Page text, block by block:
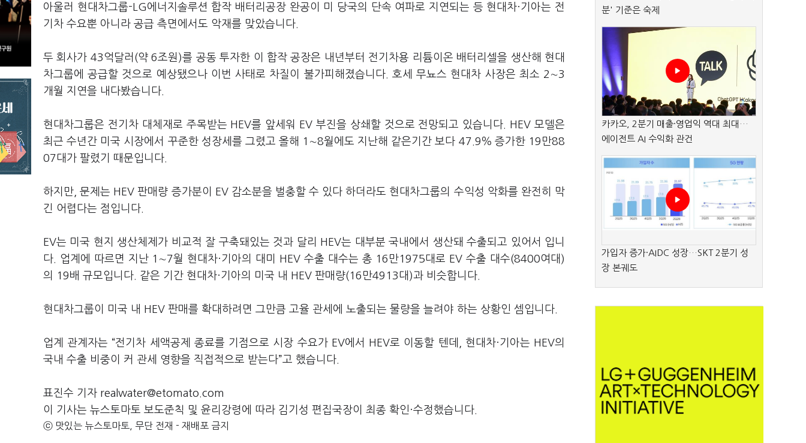
아울러 현대차그룹-LG에너지솔루션 합작 배터리공장 완공이 미 당국의 단속 여파로 지연되는 등 현대차·기아는 전
기차 수요뿐 아니라 공급 측면에서도 악재를 맞았습니다.
두 회사가 43억달러(약 6조원)를 공동 투자한 이 합작 공장은 내년부터 전기차용 리튬이온 배터리셀을 생산해 현대
차그룹에 공급할 것으로 예상됐으나 이번 사태로 차질이 불가피해졌습니다. 호세 무뇨스 현대차 사장은 최소 2∼3
개월 지연을 내다봤습니다.
현대차그룹은 전기차 대체재로 주목받는 HEV를 앞세워 EV 부진을 상쇄할 것으로 전망되고 있습니다. HEV 모델은
최근 수년간 미국 시장에서 꾸준한 성장세를 그렸고 올해 1∼8월에도 지난해 같은기간 보다 47.9％ 증가한 19만88
07대가 팔렸기 때문입니다.
하지만, 문제는 HEV 판매량 증가분이 EV 감소분을 벌충할 수 있다 하더라도 현대차그룹의 수익성 악화를 완전히 막
긴 어렵다는 점입니다.
EV는 미국 현지 생산체제가 비교적 잘 구축돼있는 것과 달리 HEV는 대부분 국내에서 생산돼 수출되고 있어서 입니
다. 업계에 따르면 지난 1∼7월 현대차·기아의 대미 HEV 수출 대수는 총 16만1975대로 EV 수출 대수(8400여대)
의 19배 규모입니다. 같은 기간 현대차·기아의 미국 내 HEV 판매량(16만4913대)과 비슷합니다.
현대차그룹이 미국 내 HEV 판매를 확대하려면 그만큼 고율 관세에 노출되는 물량을 늘려야 하는 상황인 셈입니다.
업계 관계자는 “전기차 세액공제 종료를 기점으로 시장 수요가 EV에서 HEV로 이동할 텐데, 현대차·기아는 HEV의
국내 수출 비중이 커 관세 영향을 직접적으로 받는다”고 했습니다.
표진수 기자 realwater@etomato.com
이 기사는 뉴스토마토 보도준칙 및 윤리강령에 따라 김기성 편집국장이 최종 확인·수정했습니다.
ⓒ 맛있는 뉴스토마토, 무단 전재 - 재배포 금지
분' 기준은 숙제
카카오, 2분기 매출·영업익 역대 최대…
에이전트 AI 수익화 관건
가입자 증가·AIDC 성장…SKT 2분기 성
장 본궤도